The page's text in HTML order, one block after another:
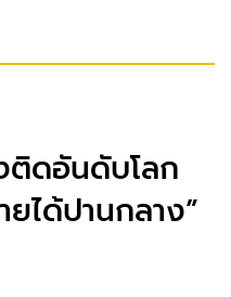
ดอันดับโลก
ได้ปานกลาง”